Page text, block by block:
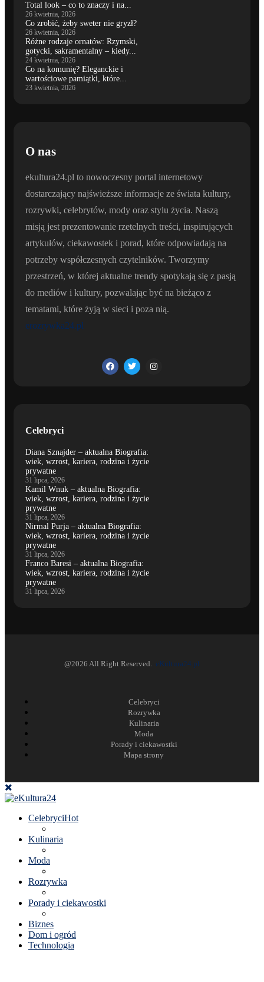
Total look – co to znaczy i na...
26 kwietnia, 2026
Co zrobić, żeby sweter nie gryzł?
26 kwietnia, 2026
Różne rodzaje ornatów: Rzymski,
gotycki, sakramentalny – kiedy...
24 kwietnia, 2026
Co na komunię? Eleganckie i
wartościowe pamiątki, które...
23 kwietnia, 2026
O nas
ekultura24.pl to nowoczesny portal internetowy
dostarczający najświeższe informacje ze świata kultury,
rozrywki, celebrytów, mody oraz stylu życia. Naszą
misją jest prezentowanie rzetelnych treści, inspirujących
artykułów, ciekawostek i porad, które odpowiadają na
potrzeby współczesnych czytelników. Tworzymy
przestrzeń, w której aktualne trendy spotykają się z pasją
do mediów i kultury, pozwalając być na bieżąco z
tematami, które żyją w sieci i poza nią.
erozrywka24.pl
Celebryci
Diana Sznajder – aktualna Biografia:
wiek, wzrost, kariera, rodzina i życie
prywatne
31 lipca, 2026
Kamil Wnuk – aktualna Biografia:
wiek, wzrost, kariera, rodzina i życie
prywatne
31 lipca, 2026
Nirmal Purja – aktualna Biografia:
wiek, wzrost, kariera, rodzina i życie
prywatne
31 lipca, 2026
Franco Baresi – aktualna Biografia:
wiek, wzrost, kariera, rodzina i życie
prywatne
31 lipca, 2026
@2026 All Right Reserved. eKultura24.pl
Celebryci
Rozrywka
Kulinaria
Moda
Porady i ciekawostki
Mapa strony
CelebryciHot
Kulinaria
Moda
Rozrywka
Porady i ciekawostki
Biznes
Dom i ogród
Technologia